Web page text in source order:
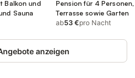
Balkon und
Sauna
Pension für 4
Terrasse sowie Garten
ab53 €pro Nacht
anzeigen